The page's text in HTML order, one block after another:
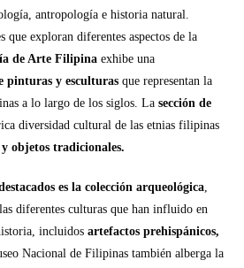
antropología e historia natural.
que exploran diferentes aspectos de la
de Arte Filipina exhibe una
pinturas y esculturas que representan la
a lo largo de los siglos. La sección de
diversidad cultural de las etnias filipinas
objetos tradicionales.
es la colección arqueológica,
diferentes culturas que han influido en
incluidos artefactos prehispánicos,
Nacional de Filipinas también alberga la